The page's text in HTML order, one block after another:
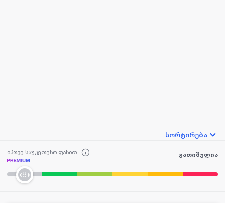
სორტირება
იპოვე საუკეთესო ფასით გათიშულია